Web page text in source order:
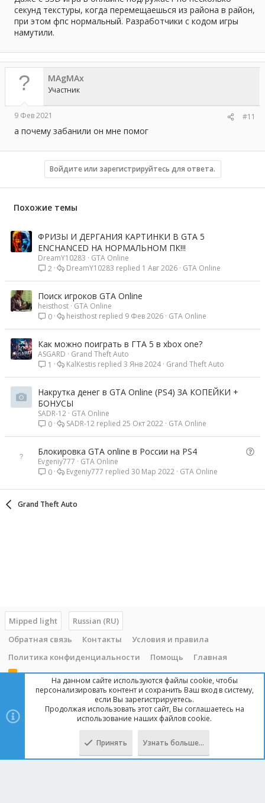
секунд текстуры, когда перемещаешься из района в район,
при этом фпс нормальный. Разработчики с кодом игры
намутили.
MAgMAx
Участник
9 Фев 2021 #11
а почему забанили он мне помог
Войдите или зарегистрируйтесь для ответа.
Похожие темы
ФРИЗЫ И ДЕРГАНИЯ КАРТИНКИ В GTA 5
ENCHANCED НА НОРМАЛЬНОМ ПК!!!
DreamY10283
GTA Online
2
GTA Online
1 Авг 2026
DreamY10283
Поиск игроков GTA Online
heisthost GTA Online
0
GTA Online
9 Фев 2026
heisthost
Как можно поиграть в ГТА 5 в xbox one?
ASGARD
Grand Theft Auto
1
Grand Theft Auto
3 Янв 2024
KalKestis
Накрутка денег в GTA Online (PS4) ЗА КОПЕЙКИ +
БОНУСЫ
SADR-12 GTA Online
0
GTA Online
25 Окт 2022
SADR-12
В
Блокировка GTA online в России на PS4
Evgeniy777
GTA Online
0
GTA Online
30 Мар 2022
Evgeniy777
Grand Theft Auto
Mipped light
Russian (RU)
Обратная связь
Контакты
Условия и правила
Политика конфиденциальности
Помощь Главная
R
Copyright © 2014 - 2025, mipped.com. Все права защищены. При
копировании материала с сайта, обратная ссылка обязательна!
На данном сайте используются файлы cookie, чтобы
персонализировать контент и сохранить Ваш вход в систему,
если Вы зарегистрируетесь.
Продолжая использовать этот сайт, Вы соглашаетесь на
использование наших файлов cookie.
Принять Узнать больше…